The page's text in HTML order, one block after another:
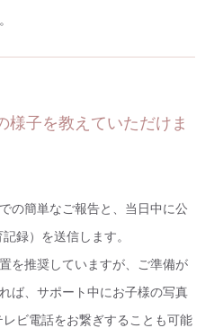
様子を教えていただけま
の簡単なご報告と、当日中に公
録）を送信します。
を推奨していますが、ご準備が
ば、サポート中にお子様の写真
ビ電話をお繋ぎすることも可能